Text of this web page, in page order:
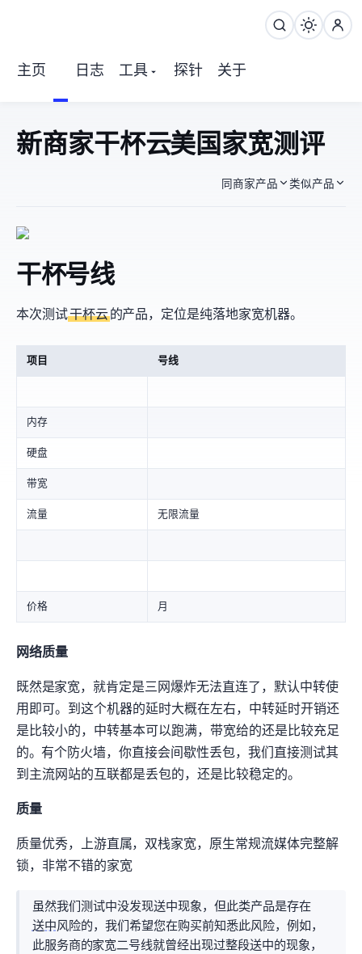
主页 日志 工具 探针 关于
新商家干杯云 AT&T美国家宽测评
同商家产品 类似产品
干杯Cloud AT&T 3号线
本次测试USVPS24干杯云的AT&T产品，定位是纯落地家宽机器。
项目 3号线
内存
硬盘
带宽
流量 无限流量(Fair use)
价格 138r/月
网络质量
既然是AT&T家宽，就肯定是三网爆炸无法直连了，默认中转使
用即可。LAX到这个机器的延时大概在5ms左右，中转延时开销还
是比较小的，中转基本可以跑满80Mbps，带宽给的还是比较充足
的。AT&T有个防火墙，你直接ping会间歇性丢包，我们直接测试其
到主流网站的互联tcping都是0丢包的，还是比较稳定的。
IP质量
IP质量优秀，上游直属AT&T，IPV4+IPV6双栈家宽，原生IP+常规流媒体完整解
锁，非常不错的家宽
虽然我们测试中没发现“送中”现象，但此类产品是存在
送中风险的，我们希望您在购买前知悉此风险，例如，
此服务商的AT&T家宽二号线就曾经出现过整段送中的现象，